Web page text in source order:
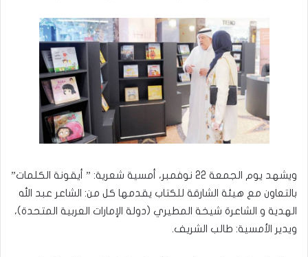
ويشهد يوم الجمعة 22 نوفمبر، أمسية شعرية: ” أيقونة الكلمات”
بالتعاون مع هيئة الشارقة للكتاب يقدمها كل من: الشاعر عبد الله
الهدية و الشاعرة شيخة المطيري (دولة الإمارات العربية المتحدة)،
ويدير الأمسية: طالب الشريف.